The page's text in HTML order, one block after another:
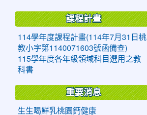
課程計畫
114學年度課程計畫(114年7月31日桃
教小字第1140071603號函備查)
115學年度各年級領域科目選用之教
科書
重要消息
生生喝鮮乳桃園鈣健康